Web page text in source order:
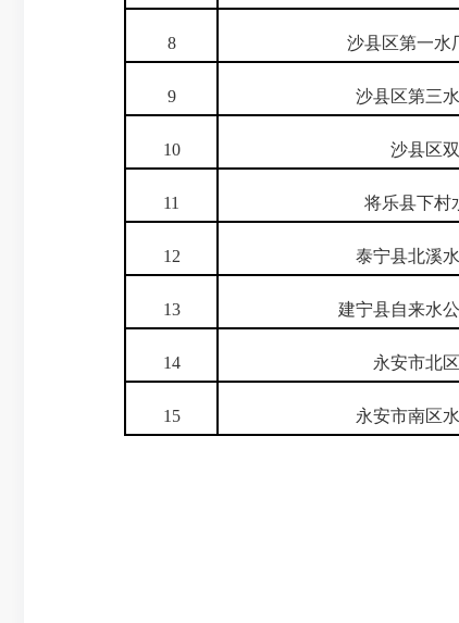
8 沙县区第一水
9 沙县区第三
10 沙县区
11 将乐县下村
12 泰宁县北溪
13 建宁县自来水
14 永安市北
15 永安市南区